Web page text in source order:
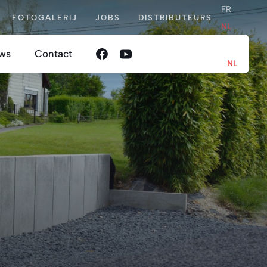
FOTOGALERIJ JOBS DISTRIBUTEURS
FR
NL
Contact
NL